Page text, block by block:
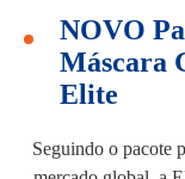
NOVO
Máscara
Elite
Seguindo o pacote